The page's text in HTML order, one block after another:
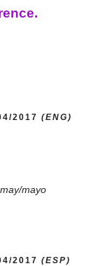
2017 (ENG)
mayo
2017 (ESP)